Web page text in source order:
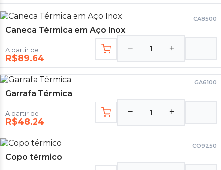
CA8500
Caneca Térmica em Aço Inox
A partir de
R$89.64
− 1 +
GA6100
Garrafa Térmica
A partir de
R$48.24
− 1 +
CO9250
Copo térmico